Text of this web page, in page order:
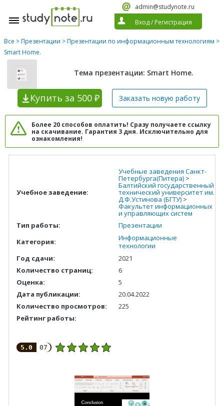
admin@studynote.ru
Вход/ Регистрация
Все >Презентации >Презентации по информационным технологиям >
Smart Home.
Тема презентации: Smart Home.
Купить за 500 ₽ Заказать новую работу
Более 20 способов оплатить! Сразу получаете ссылку
на скачивание. Гарантия 3 дня. Исключительно для
ознакомления!
Учебное заведение:
Учебные заведения Санкт-
Петербурга(Питера) >
Балтийский государственный
технический университет им.
Д.Ф.Устинова (БГТУ)>
Факультет информационных
и управляющих систем
Тип работы:
Презентации
Категория:
Информационные
технологии
Год сдачи:
2021
Количество страниц:
6
Оценка:
5
Дата публикации:
20.04.2022
Количество просмотров:
225
Рейтинг работы:
5.0 07